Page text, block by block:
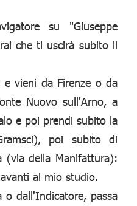
su "Giuseppe
che ti uscirà subito il
vieni da Firenze o da
Nuovo sull'Arno, a
e poi prendi subito la
poi subito di
(via della Manifattura):
al mio studio.
o dall'Indicatore, passa